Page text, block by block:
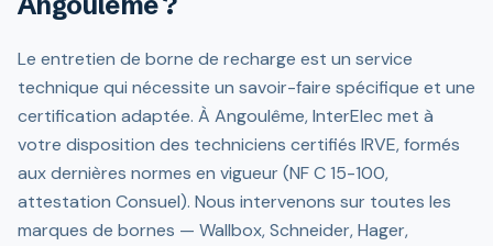
Le entretien de borne de recharge est un service
technique qui nécessite un savoir-faire spécifique et une
certification adaptée. À Angoulême, InterElec met à
votre disposition des techniciens certifiés IRVE, formés
aux dernières normes en vigueur (NF C 15-100,
attestation Consuel). Nous intervenons sur toutes les
marques de bornes — Wallbox, Schneider, Hager,